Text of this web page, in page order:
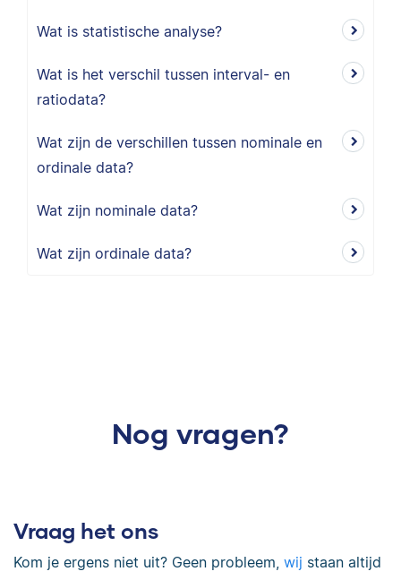
Wat is statistische analyse?
Wat is het verschil tussen interval- en
ratiodata?
Wat zijn de verschillen tussen nominale en
ordinale data?
Wat zijn nominale data?
Wat zijn ordinale data?
Nog vragen?
Vraag het ons
Kom je ergens niet uit? Geen probleem, wij staan altijd